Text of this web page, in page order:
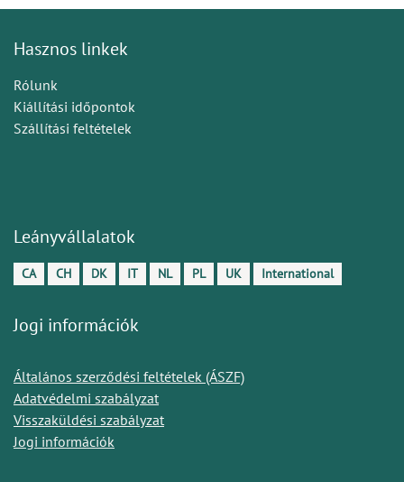
Hasznos linkek
Rólunk
Kiállítási időpontok
Szállítási feltételek
Leányvállalatok
CA CH DK IT NL PL UK International
Jogi információk
Általános szerződési feltételek (ÁSZF)
Adatvédelmi szabályzat
Visszaküldési szabályzat
Jogi információk